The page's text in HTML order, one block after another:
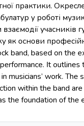
практики.
у роботі
учасників
як основи
band, based on the
It
musicians’ work. The
within the band are
the foundation of the